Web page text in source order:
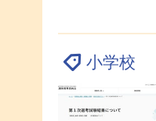
小学校